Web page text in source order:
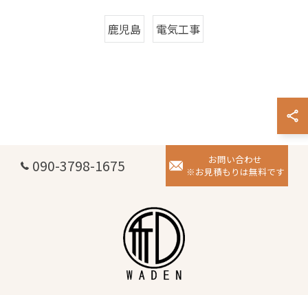
鹿児島 電気工事
090-3798-1675
お問い合わせ
※お見積もりは無料です